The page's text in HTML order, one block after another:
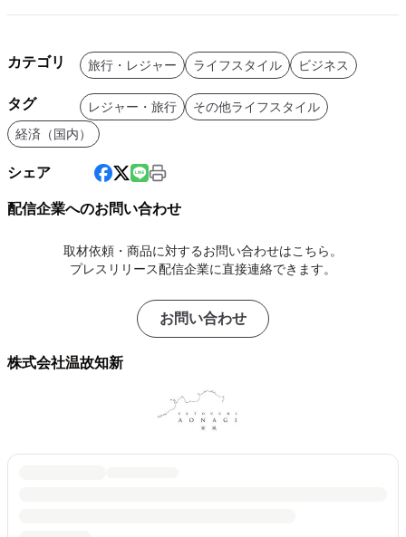
カテゴリ 旅行・レジャー ライフスタイル ビジネス
タグ レジャー・旅行
その他ライフスタイル
経済（国内）
シェア
配信企業へのお問い合わせ
取材依頼・商品に対するお問い合わせはこちら。
プレスリリース配信企業に直接連絡できます。
お問い合わせ
株式会社温故知新